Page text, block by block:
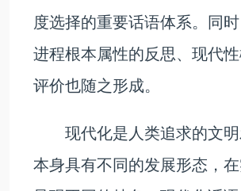
度选择的重要话语体系。同
进程根本属性的反思、现代
评价也随之形成。
现代化是人类追求的文明
本身具有不同的发展形态，